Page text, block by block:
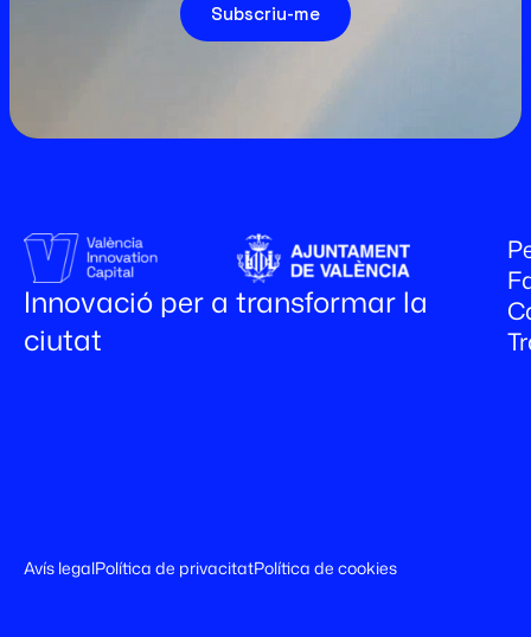
Subscriu-me
Innovació per a transformar la
ciutat
Avís legalPolítica de privacitatPolítica de cookies